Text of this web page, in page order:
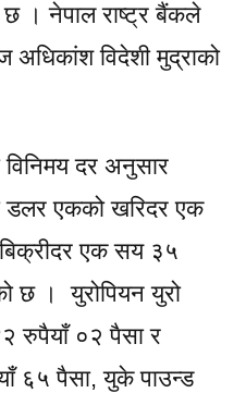
छ । नेपाल राष्ट्र बैंकले
विदेशी मुद्राको
दर अनुसार
डलर एकको खरिदर एक
एक सय ३५
छ । युरोपियन युरो
रुपैयाँ ०२ पैसा र
६५ पैसा, युके पाउन्ड